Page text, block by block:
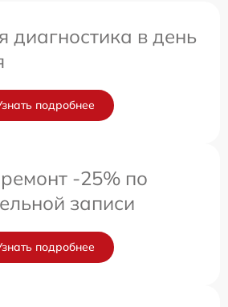
диагностика в день
подробнее
-25% по
записи
подробнее